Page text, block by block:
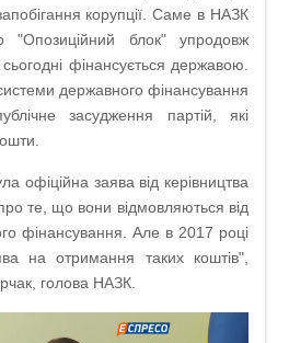
корупції. Саме в НАЗК
блок" упродовж
фінансується державою.
державного фінансування
засудження партій, які
офіційна заява від керівництва
те, що вони відмовляються від
фінансування. Але в 2017 році
на отримання таких коштів",
голова НАЗК.